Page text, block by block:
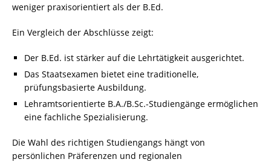
weniger praxisorientiert als der B.Ed.
Ein Vergleich der Abschlüsse zeigt:
Der B.Ed. ist stärker auf die Lehrtätigkeit ausgerichtet.
Das Staatsexamen bietet eine traditionelle,
prüfungsbasierte Ausbildung.
Lehramtsorientierte B.A./B.Sc.-Studiengänge ermöglichen
eine fachliche Spezialisierung.
Die Wahl des richtigen Studiengangs hängt von
persönlichen Präferenzen und regionalen